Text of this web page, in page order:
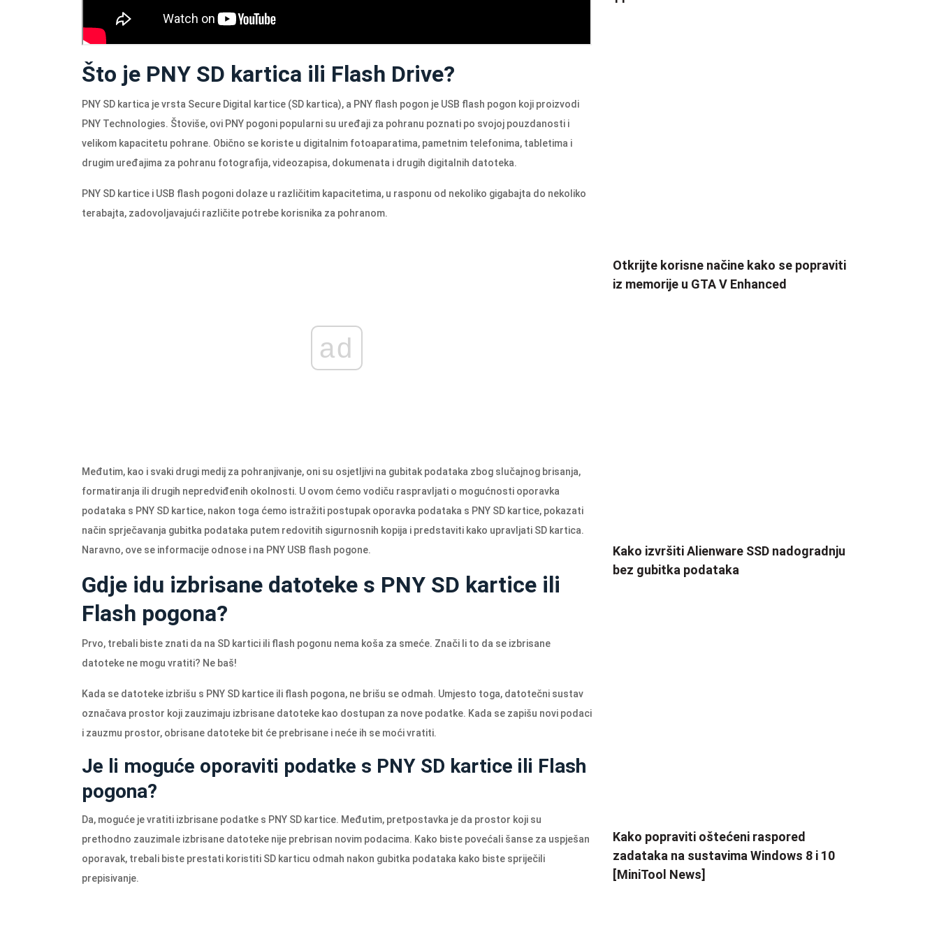
Što je PNY SD kartica ili Flash Drive?
PNY SD kartica je vrsta Secure Digital kartice (SD kartica), a PNY flash pogon je USB flash pogon koji proizvodi
PNY Technologies. Štoviše, ovi PNY pogoni popularni su uređaji za pohranu poznati po svojoj pouzdanosti i
velikom kapacitetu pohrane. Obično se koriste u digitalnim fotoaparatima, pametnim telefonima, tabletima i
drugim uređajima za pohranu fotografija, videozapisa, dokumenata i drugih digitalnih datoteka.
PNY SD kartice i USB flash pogoni dolaze u različitim kapacitetima, u rasponu od nekoliko gigabajta do nekoliko
terabajta, zadovoljavajući različite potrebe korisnika za pohranom.
ad
Međutim, kao i svaki drugi medij za pohranjivanje, oni su osjetljivi na gubitak podataka zbog slučajnog brisanja,
formatiranja ili drugih nepredviđenih okolnosti. U ovom ćemo vodiču raspravljati o mogućnosti oporavka
podataka s PNY SD kartice, nakon toga ćemo istražiti postupak oporavka podataka s PNY SD kartice, pokazati
način sprječavanja gubitka podataka putem redovitih sigurnosnih kopija i predstaviti kako upravljati SD kartica.
Naravno, ove se informacije odnose i na PNY USB flash pogone.
Gdje idu izbrisane datoteke s PNY SD kartice ili
Flash pogona?
Prvo, trebali biste znati da na SD kartici ili flash pogonu nema koša za smeće. Znači li to da se izbrisane
datoteke ne mogu vratiti? Ne baš!
Kada se datoteke izbrišu s PNY SD kartice ili flash pogona, ne brišu se odmah. Umjesto toga, datotečni sustav
označava prostor koji zauzimaju izbrisane datoteke kao dostupan za nove podatke. Kada se zapišu novi podaci
i zauzmu prostor, obrisane datoteke bit će prebrisane i neće ih se moći vratiti.
Je li moguće oporaviti podatke s PNY SD kartice ili Flash
pogona?
Da, moguće je vratiti izbrisane podatke s PNY SD kartice. Međutim, pretpostavka je da prostor koji su
prethodno zauzimale izbrisane datoteke nije prebrisan novim podacima. Kako biste povećali šanse za uspješan
oporavak, trebali biste prestati koristiti SD karticu odmah nakon gubitka podataka kako biste spriječili
prepisivanje.
Otkrijte korisne načine kako se popraviti
iz memorije u GTA V Enhanced
Kako izvršiti Alienware SSD nadogradnju
bez gubitka podataka
Kako popraviti oštećeni raspored
zadataka na sustavima Windows 8 i 10
[MiniTool News]